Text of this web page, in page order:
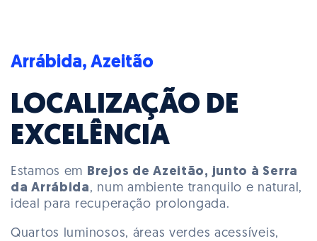
Arrábida, Azeitão
LOCALIZAÇÃO DE
EXCELÊNCIA
Estamos em Brejos de Azeitão, junto à Serra
da Arrábida, num ambiente tranquilo e natural,
ideal para recuperação prolongada.
Quartos luminosos, áreas verdes acessíveis,